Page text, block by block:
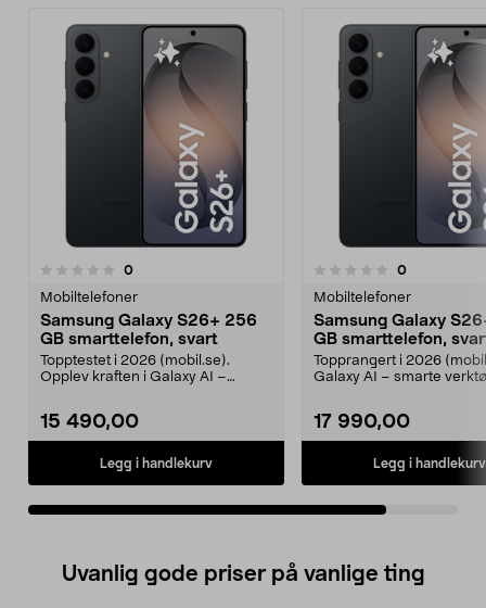
0anmeldelser
Mobiltelefoner
Samsung Galaxy S26+ 256
GB smarttelefon, svart
Topptestet i 2026 (mobil.se).
Opplev kraften i Galaxy AI –
15 490,00
Legg i handlekurv
0.0 av 5 stjerner 0anmeldelser
Mobiltelefoner
Samsung Galaxy
GB smarttelefon,
Topprangert i 2026
Galaxy AI – smarte
17 990,00
Legg i handlekurv
Uvanlig gode priser på vanlige ting